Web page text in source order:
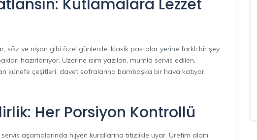
Kutlamalara Lezzet
söz ve nişan gibi özel günlerde, klasik pastalar yerine farklı bir şey
hazırlanıyor. Üzerine isim yazılan, mumla servis edilen,
künefe çeşitleri, davet sofralarına bambaşka bir hava katıyor.
Her Porsiyon Kontrollü
aşamalarında hijyen kurallarına titizlikle uyar. Üretim alanı